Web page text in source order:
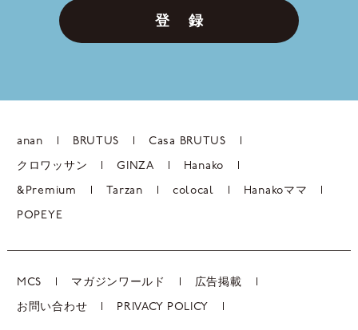
登 録
anan BRUTUS Casa BRUTUS
クロワッサン GINZA Hanako
&Premium Tarzan colocal Hanakoママ
POPEYE
MCS マガジンワールド 広告掲載
お問い合わせ PRIVACY POLICY